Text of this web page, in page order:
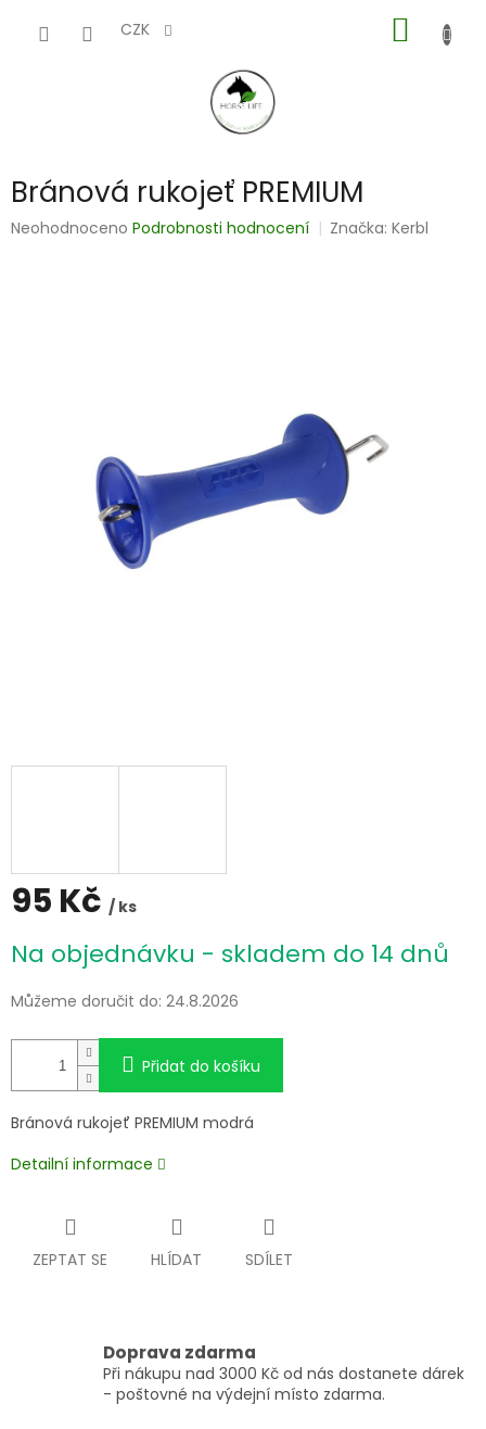
CZK
KOŠÍK
Bránová rukojeť PREMIUM
Průměrné
Neohodnoceno Podrobnosti hodnocení Značka:Kerbl
95 Kč / ks
cena:
Na objednávku - skladem do 14 dnů
Můžeme doručit do: 24.8.2026
Přidat do košíku
Bránová rukojeť PREMIUM modrá
Detailní informace
ZEPTAT SE HLÍDAT SDÍLET
Doprava zdarma
Při nákupu nad 3000 Kč od nás dostanete dárek
- poštovné na výdejní místo zdarma.